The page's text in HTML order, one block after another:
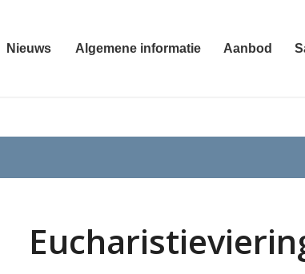
Nieuws Algemene informatie Aanbod